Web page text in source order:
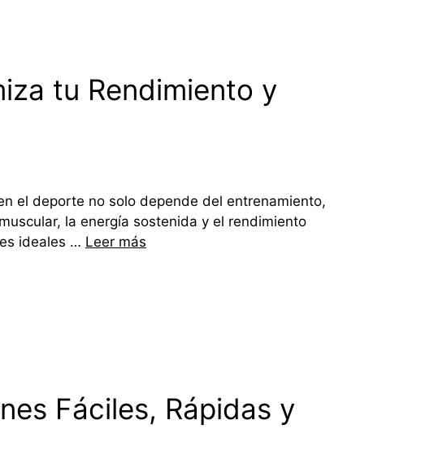
tu Rendimiento y
el deporte no solo depende del entrenamiento,
la energía sostenida y el rendimiento
ideales … Leer más
Fáciles, Rápidas y